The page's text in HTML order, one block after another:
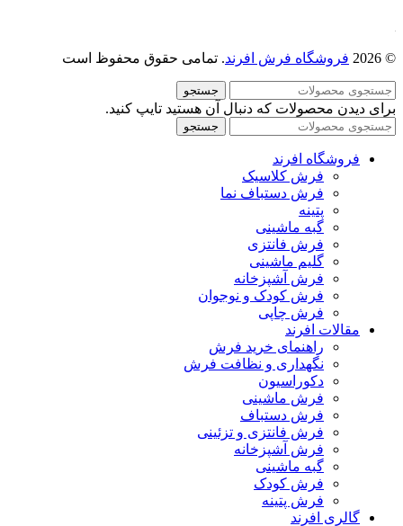
© 2026 فروشگاه فرش افرند. تمامی حقوق محفوظ است
جستجو
برای دیدن محصولات که دنبال آن هستید تایپ کنید.
جستجو
فروشگاه افرند
فرش کلاسیک
فرش دستباف نما
پتینه
گبه ماشینی
فرش فانتزی
گلیم ماشینی
فرش آشپزخانه
فرش کودک و نوجوان
فرش چاپی
مقالات افرند
راهنمای خرید فرش
نگهداری و نظافت فرش
دکوراسیون
فرش ماشینی
فرش دستباف
فرش فانتزی و تزئینی
فرش آشپزخانه
گبه ماشینی
فرش کودک
فرش پتینه
گالری افرند